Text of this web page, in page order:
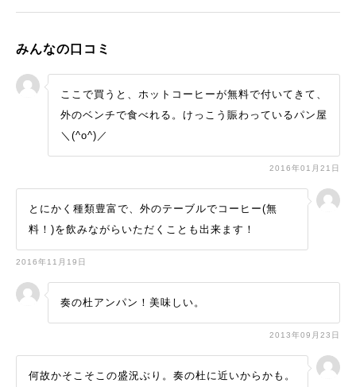
みんなの口コミ
ここで買うと、ホットコーヒーが無料で付いてきて、
外のベンチで食べれる。けっこう賑わっているパン屋
＼(^o^)／
2016年01月21日
とにかく種類豊富で、外のテーブルでコーヒー(無
料！)を飲みながらいただくことも出来ます！
2016年11月19日
奏の杜アンパン！美味しい。
2013年09月23日
何故かそこそこの盛況ぶり。奏の杜に近いからかも。